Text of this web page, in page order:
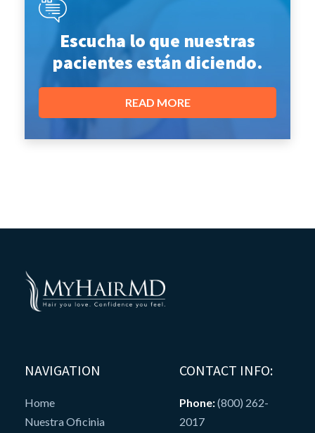
Escucha lo que nuestras
pacientes están diciendo.
READ MORE
NAVIGATION
Home
Nuestra Oficinia
CONTACT INFO:
Phone:(800) 262-
2017